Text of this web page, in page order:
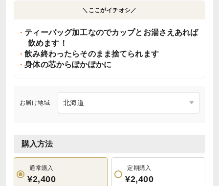
＼ここがイチオシ／
ティーバッグ加工なのでカップとお湯さえあれば
飲めます！
飲み終わったらそのまま捨てられます
身体の芯からぽかぽかに
お届け地域
購入方法
通常購入
¥2,400
定期購入
¥2,400